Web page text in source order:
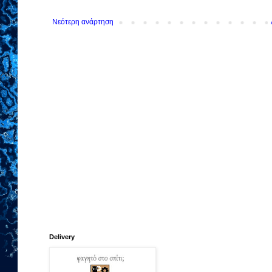
Νεότερη ανάρτηση
Delivery